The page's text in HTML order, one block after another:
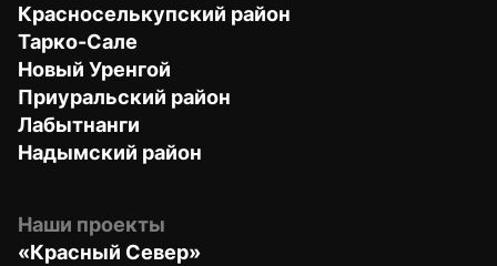
Красноселькупский район
Тарко-Сале
Новый Уренгой
Приуральский район
Лабытнанги
Надымский район
Наши проекты
«Красный Север»